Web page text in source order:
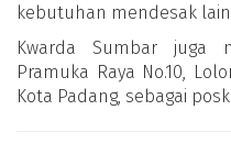
kebutuhan mendesak
Kwarda Sumbar juga
Pramuka Raya No.10,
Kota Padang, sebagai